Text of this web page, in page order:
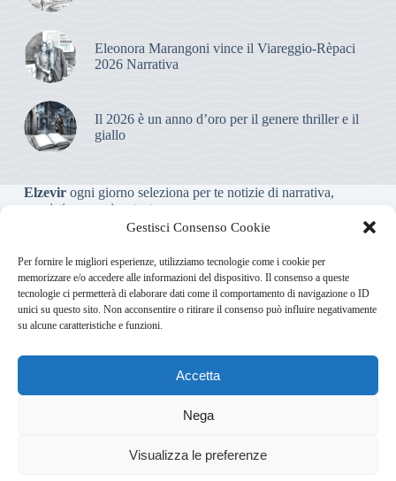
Gestisci Consenso Cookie
Per fornire le migliori esperienze, utilizziamo tecnologie come i cookie per
memorizzare e/o accedere alle informazioni del dispositivo. Il consenso a queste
tecnologie ci permetterà di elaborare dati come il comportamento di navigazione o ID
unici su questo sito. Non acconsentire o ritirare il consenso può influire negativamente
su alcune caratteristiche e funzioni.
Accetta
Nega
Visualizza le preferenze
Eleonora Marangoni vince il Viareggio-Rèpaci
2026 Narrativa
Il 2026 è un anno d’oro per il genere thriller e il
giallo
Elzevirogni giorno seleziona per te notizie di narrativa,
saggistica, poesia e teatro.
Testata giornalistica online non iscritta al Tribunale, che non
riceve contributi o agevolazioni pubbliche ai sensi dell’art. 3-
bis della legge 103/2012
Via Usodimare 3 - 37138 Verona (VR)info@elzevir.it bullet-